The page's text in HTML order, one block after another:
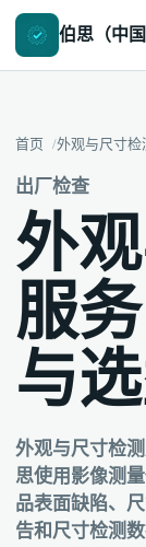
伯思（中
首页 外观与尺寸检
出厂检查
外
服
与
外观与尺寸检
思使用影像测
品表面缺陷、
告和尺寸检测